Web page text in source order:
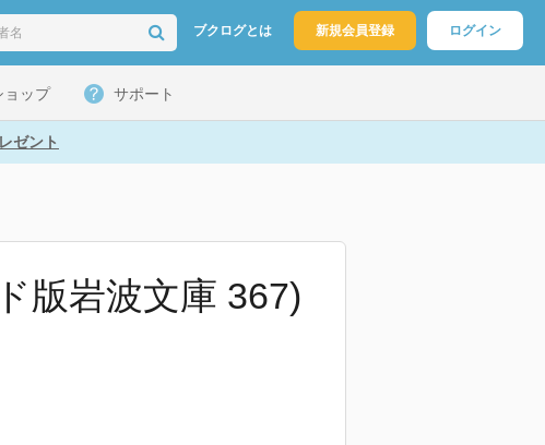
ブクログとは 新規会員登録 ログイン
ョップ サポート
ゼント
版岩波文庫 367)